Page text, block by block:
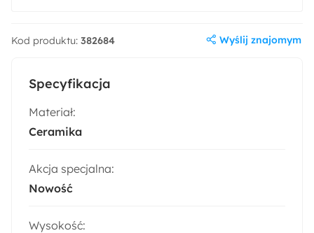
Specyfikacja
Materiał:
Ceramika
Akcja specjalna:
Nowość
Wysokość:
Kod produktu: 382684 Wyślij znajomym